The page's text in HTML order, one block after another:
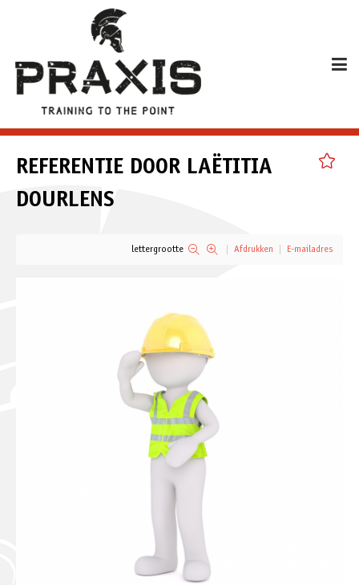
REFERENTIE DOOR LAËTITIA
DOURLENS
lettergrootte Afdrukken E-mailadres